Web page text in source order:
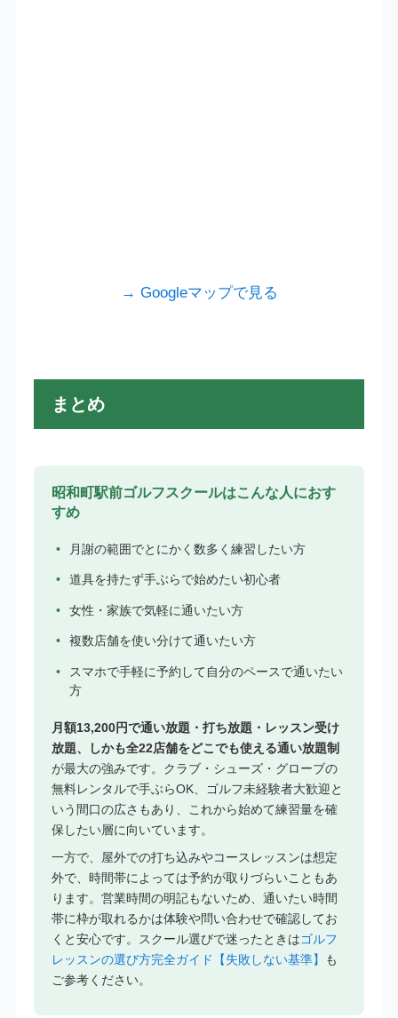
→ Googleマップで見る
まとめ
昭和町駅前ゴルフスクールはこんな人におす
すめ
月謝の範囲でとにかく数多く練習したい方
道具を持たず手ぶらで始めたい初心者
女性・家族で気軽に通いたい方
複数店舗を使い分けて通いたい方
スマホで手軽に予約して自分のペースで通いたい
方
月額13,200円で通い放題・打ち放題・レッスン受け
放題、しかも全22店舗をどこでも使える通い放題制
が最大の強みです。クラブ・シューズ・グローブの
無料レンタルで手ぶらOK、ゴルフ未経験者大歓迎と
いう間口の広さもあり、これから始めて練習量を確
保したい層に向いています。
一方で、屋外での打ち込みやコースレッスンは想定
外で、時間帯によっては予約が取りづらいこともあ
ります。営業時間の明記もないため、通いたい時間
帯に枠が取れるかは体験や問い合わせで確認してお
くと安心です。スクール選びで迷ったときはゴルフ
レッスンの選び方完全ガイド【失敗しない基準】
も
ご参考ください。